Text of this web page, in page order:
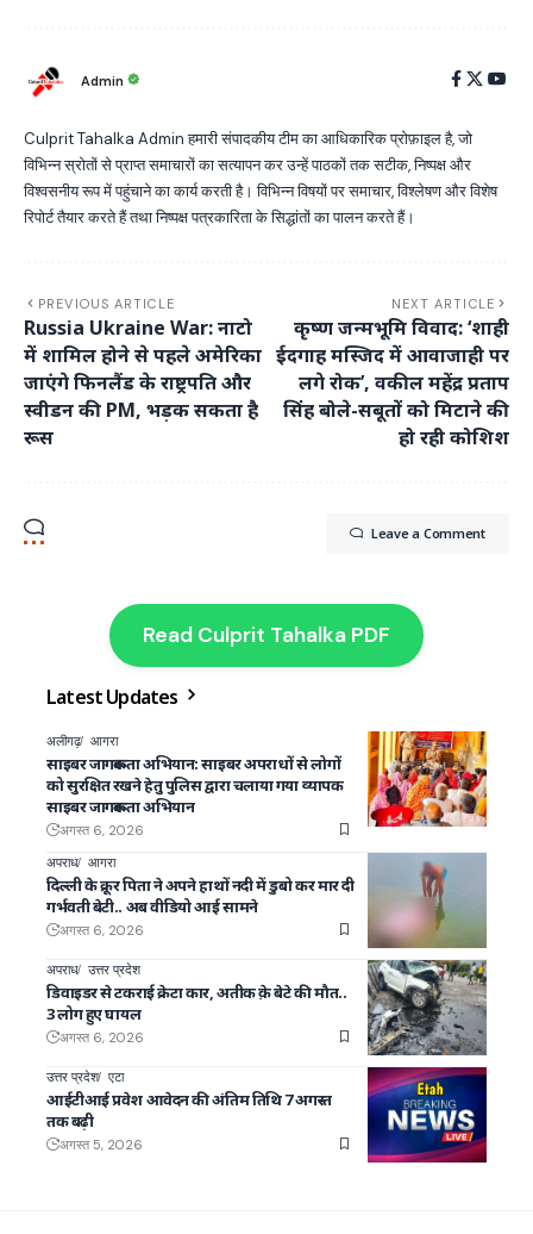
Admin
Culprit Tahalka Admin हमारी संपादकीय टीम का आधिकारिक प्रोफ़ाइल है, जो
विभिन्न स्रोतों से प्राप्त समाचारों का सत्यापन कर उन्हें पाठकों तक सटीक, निष्पक्ष और
विश्वसनीय रूप में पहुंचाने का कार्य करती है। विभिन्न विषयों पर समाचार, विश्लेषण और विशेष
रिपोर्ट तैयार करते हैं तथा निष्पक्ष पत्रकारिता के सिद्धांतों का पालन करते हैं।
PREVIOUS ARTICLE
Russia Ukraine War: नाटो
में शामिल होने से पहले अमेरिका
जाएंगे फिनलैंड के राष्ट्रपति और
स्वीडन की PM, भड़क सकता है
रूस
NEXT ARTICLE
कृष्ण जन्मभूमि विवाद: ‘शाही
ईदगाह मस्जिद में आवाजाही पर
लगे रोक’, वकील महेंद्र प्रताप
सिंह बोले-सबूतों को मिटाने की
हो रही कोशिश
Leave a Comment
Read Culprit Tahalka PDF
Latest Updates
अलीगढ़ आगरा
साइबर जागरूकता अभियान: साइबर अपराधों से लोगों
को सुरक्षित रखने हेतु पुलिस द्वारा चलाया गया व्यापक
साइबर जागरूकता अभियान
अगस्त 6, 2026
अपराध आगरा
दिल्ली के क्रूर पिता ने अपने हाथों नदी में डुबो कर मार दी
गर्भवती बेटी.. अब वीडियो आई सामने
अगस्त 6, 2026
अपराध उत्तर प्रदेश
डिवाइडर से टकराई क्रेटा कार, अतीक क़े बेटे की मौत..
3 लोग हुए घायल
अगस्त 6, 2026
उत्तर प्रदेश एटा
आईटीआई प्रवेश आवेदन की अंतिम तिथि 7 अगस्त
तक बढ़ी
अगस्त 5, 2026